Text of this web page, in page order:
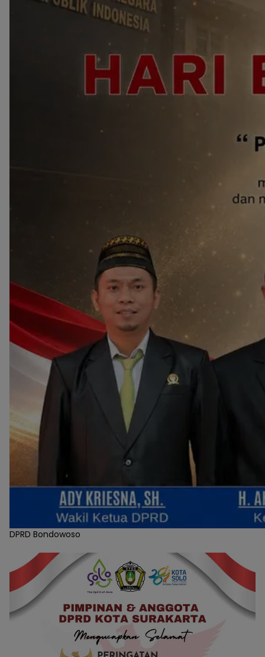
DPRD Bondowoso